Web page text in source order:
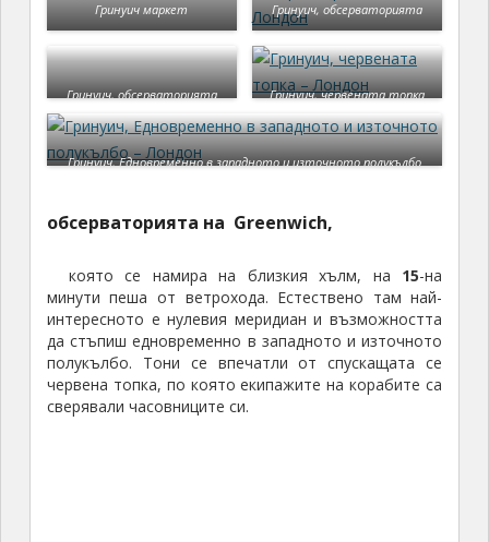
Гринуич маркет Гринуич, обсерваторията
Гринуич, обсерваторията Гринуич, червената топка
Гринуич, Едновременно в западното и източното полукълбо
обсерваторията на Greenwich,
която се намира на близкия хълм, на 15-на
минути пеша от ветрохода. Естествено там най-
интересното е нулевия меридиан и възможността
да стъпиш едновременно в западното и източното
полукълбо. Тони се впечатли от спускащата се
червена топка, по която екипажите на корабите са
сверявали часовниците си.